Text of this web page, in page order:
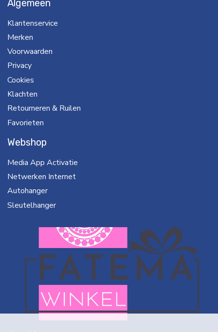
Algemeen
Klantenservice
Merken
Voorwaarden
Privacy
Cookies
Klachten
Retourneren & Ruilen
Favorieten
Webshop
Media App Activatie
Netwerken Internet
Autohanger
Sleutelhanger